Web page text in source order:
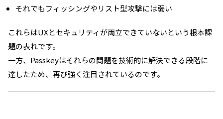
それでもフィッシングやリスト型攻撃には弱い
これらはUXとセキュリティが両立できていないという根本課
題の表れです。
一方、Passkeyはそれらの問題を技術的に解決できる段階に
達したため、再び強く注目されているのです。